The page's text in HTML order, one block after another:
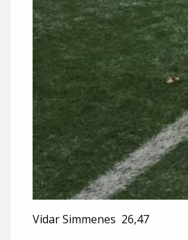
Vidar Simmenes 26,47